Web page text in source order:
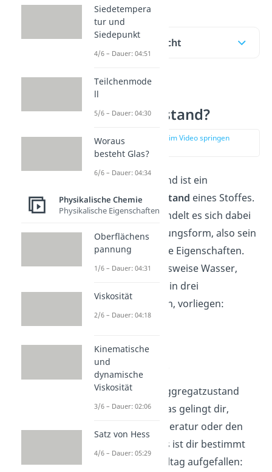
Inhaltsübersicht
Was ist ein
Aggregatzustand?
zur Stelle im Video springen
Ein Aggregatzustand ist ein
physikalischer Zustand eines Stoffes.
Einfach gesagt, handelt es sich dabei
um seine Erscheinungsform, also sein
Aussehen und seine Eigenschaften.
Stoffe, wie beispielsweise Wasser,
können insgesamt in drei
Aggregatzuständen, vorliegen:
flüssig
und
Du kannst einen Aggregatzustand
auch verändern. Das gelingt dir,
indem du die Temperatur oder den
Druck änderst. Das ist dir bestimmt
schon einmal im Alltag aufgefallen:
Siedetempera
tur und
Siedepunkt
4/6 – Dauer: 04:51
Teilchenmode
ll
5/6 – Dauer: 04:30
Woraus
besteht Glas?
6/6 – Dauer: 04:34
Physikalische Chemie
Physikalische Eigenschaften
Oberflächens
pannung
1/6 – Dauer: 04:31
Viskosität
2/6 – Dauer: 04:18
Kinematische
und
dynamische
Viskosität
3/6 – Dauer: 02:06
Satz von Hess
4/6 – Dauer: 05:29